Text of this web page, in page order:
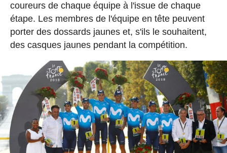
coureurs de chaque équipe à l'issue de chaque
étape. Les membres de l'équipe en tête peuvent
porter des dossards jaunes et, s'ils le souhaitent,
des casques jaunes pendant la compétition.